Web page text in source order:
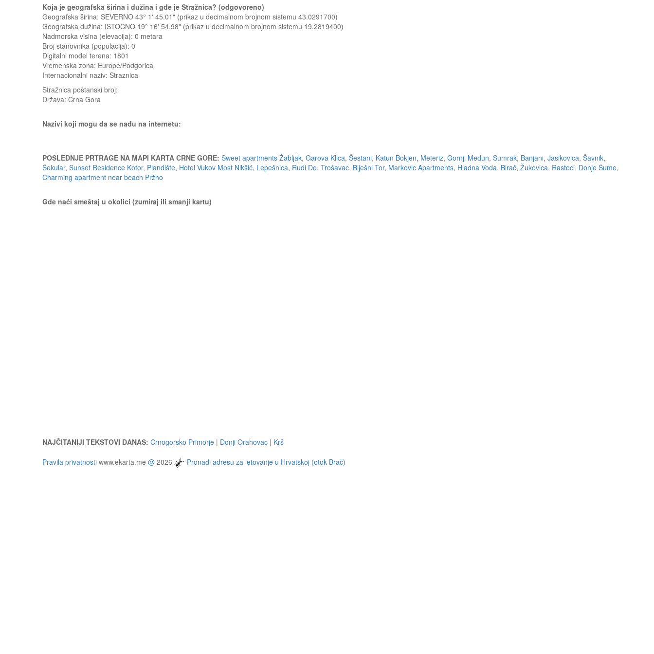
Koja je geografska širina i dužina i gde je Stražnica? (odgovoreno)
Geografska širina: SEVERNO 43° 1' 45.01" (prikaz u decimalnom brojnom sistemu 43.0291700)
Geografska dužina: ISTOČNO 19° 16' 54.98" (prikaz u decimalnom brojnom sistemu 19.2819400)
Nadmorska visina (elevacija): 0 metara
Broj stanovnika (populacija): 0
Digitalni model terena: 1801
Vremenska zona: Europe/Podgorica
Internacionalni naziv: Straznica
Stražnica poštanski broj:
Država: Crna Gora
Nazivi koji mogu da se nađu na internetu:
POSLEDNJE PRTRAGE NA MAPI KARTA CRNE GORE: Sweet apartments Žabljak, Garova Klica, Šestani, Katun Bokjen, Meteriz, Gornji Medun, Sumrak, Banjani, Jasikovica, Šavnik,
Šekular, Sunset Residence Kotor, Plandište, Hotel Vukov Most Nikšić, Lepešnica, Rudi Do, Trošavac, Biješni Tor, Markovic Apartments, Hladna Voda, Birač, Žukovica, Rastoci, Donje Šume,
Charming apartment near beach Pržno
Gde naći smeštaj u okolici (zumiraj ili smanji kartu)
NAJČITANIJI TEKSTOVI DANAS: Crnogorsko Primorje | Donji Orahovac | Krš
Pravila privatnosti www.ekarta.me @ 2026 Pronađi adresu za letovanje u Hrvatskoj (otok Brač)